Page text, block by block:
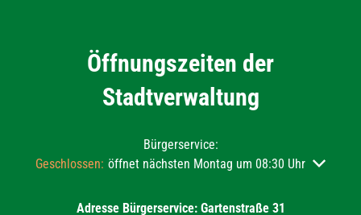
Öffnungszeiten der
Stadtverwaltung
Bürgerservice:
Klicken, um weitere Öffnungs- oder Schließzeiten
Geschlossen: öffnet nächsten Montag um 08:30 Uhr
Adresse Bürgerservice: Gartenstraße 31